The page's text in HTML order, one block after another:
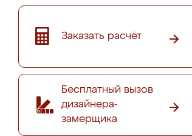
Заказать расчёт
Бесплатный вызов
дизайнера-
замерщика